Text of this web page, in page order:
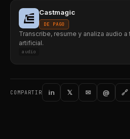
Castmagic
DE PAGO
Transcribe, resume y analiza audio
artificial.
audio
COMPARTIR in 𝕏 ✉ @ 🔗